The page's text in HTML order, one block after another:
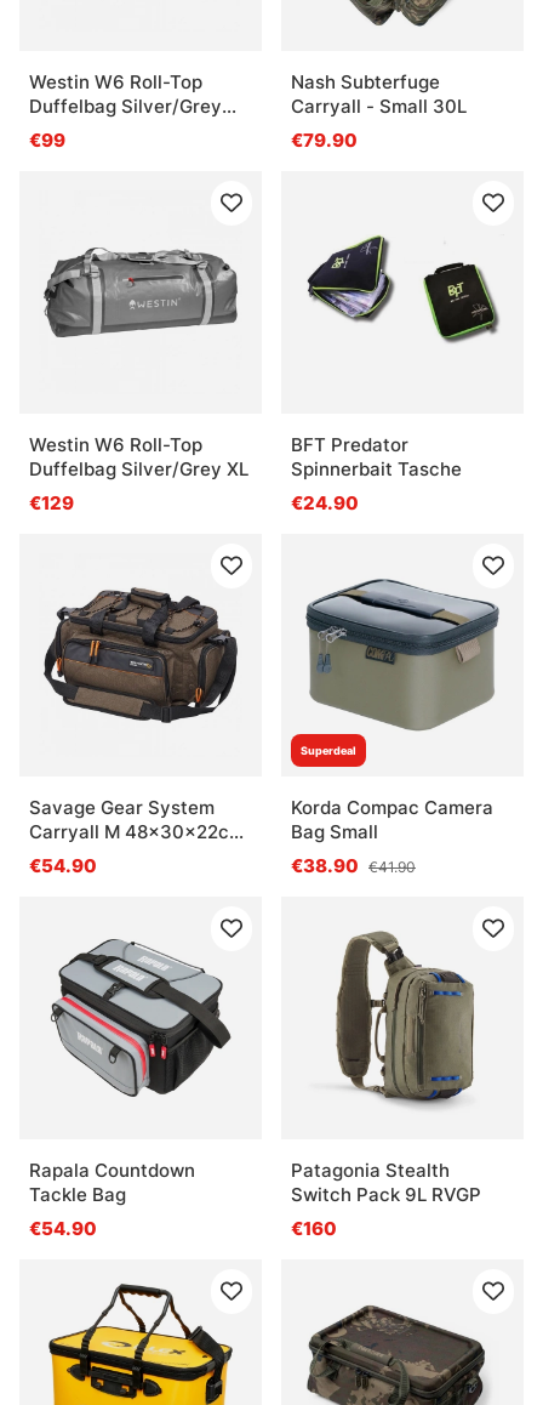
Westin W6 Roll-Top
Duffelbag Silver/Grey
Large
€99
Nash Subterfuge
Carryall - Small 30L
€79.90
Westin W6 Roll-Top
Duffelbag Silver/Grey XL
€129
BFT Predator
Spinnerbait Tasche
€24.90
Savage Gear System
Carryall M 48x30x22cm
18L
€54.90
Superdeal
Korda Compac Camera
Bag Small
€38.90 €41.90
Rapala Countdown
Tackle Bag
€54.90
Patagonia Stealth
Switch Pack 9L RVGP
€160